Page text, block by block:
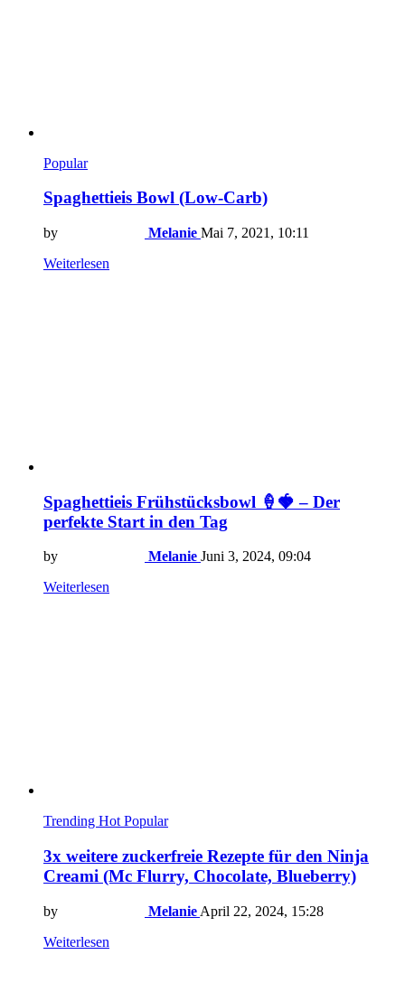
Popular
Spaghettieis Bowl (Low-Carb)
by Melanie Mai 7, 2021, 10:11
Weiterlesen
Spaghettieis Frühstücksbowl 🍦🍓 – Der
perfekte Start in den Tag
by Melanie Juni 3, 2024, 09:04
Weiterlesen
Trending HotPopular
3x weitere zuckerfreie Rezepte für den Ninja
Creami (Mc Flurry, Chocolate, Blueberry)
by Melanie April 22, 2024, 15:28
Weiterlesen